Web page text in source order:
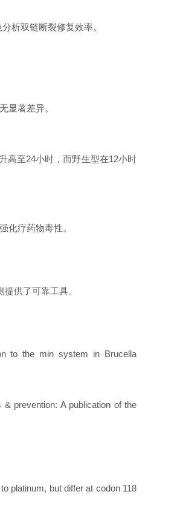
析双链断裂修复效率。
显著差异。
高至24小时，而野生型在12小时
化疗药物毒性。
供了可靠工具。
to the min system in Brucella
prevention: A publication of the
platinum, but differ at codon 118